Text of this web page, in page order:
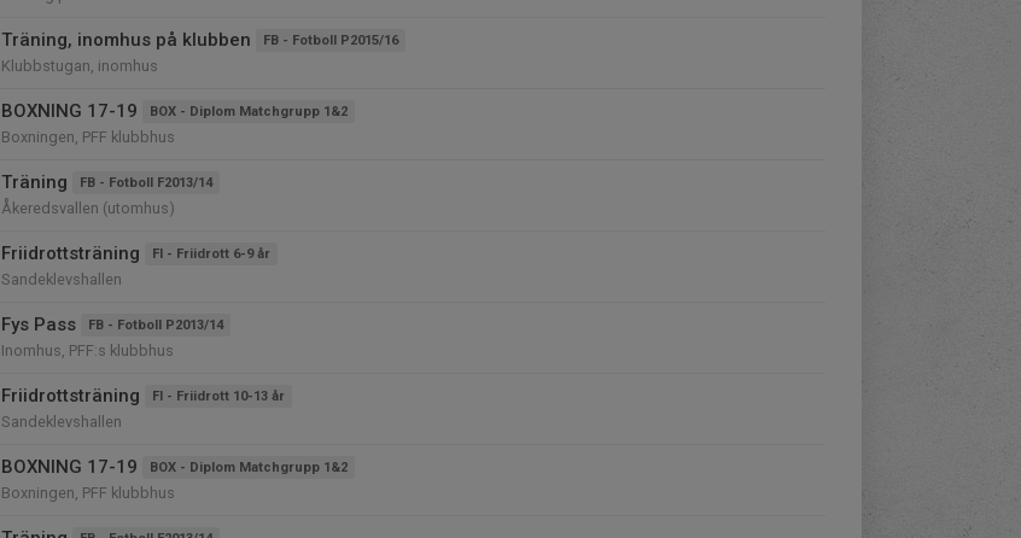
Träning, inomhus på klubben FB - Fotboll P2015/16
Klubbstugan, inomhus
BOXNING 17-19 BOX - Diplom Matchgrupp 1&2
Boxningen, PFF klubbhus
Träning FB - Fotboll F2013/14
Åkeredsvallen (utomhus)
Friidrottsträning FI - Friidrott 6-9 år
Sandeklevshallen
Fys Pass FB - Fotboll P2013/14
Inomhus, PFF:s klubbhus
Friidrottsträning FI - Friidrott 10-13 år
Sandeklevshallen
BOXNING 17-19 BOX - Diplom Matchgrupp 1&2
Boxningen, PFF klubbhus